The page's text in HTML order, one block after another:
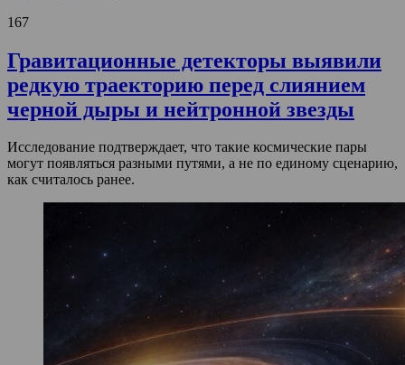
167
Гравитационные детекторы выявили
редкую траекторию перед слиянием
черной дыры и нейтронной звезды
Исследование подтверждает, что такие космические пары
могут появляться разными путями, а не по единому сценарию,
как считалось ранее.